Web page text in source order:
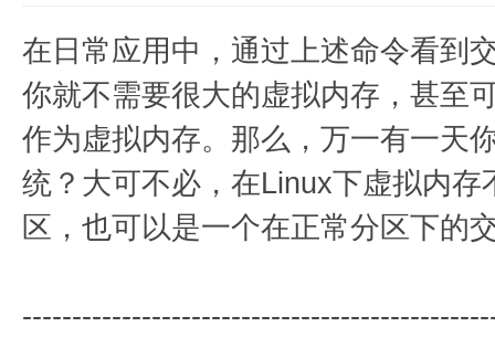
在日常应用中，通过上述命令看到
你就不需要很大的虚拟内存，甚至
作为虚拟内存。那么，万一有一天
统？大可不必，在Linux下虚拟内
区，也可以是一个在正常分区下的